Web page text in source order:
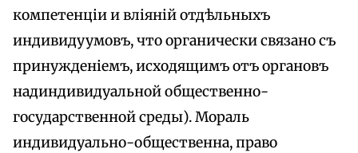
компетенціи и вліяній отдѣльныхъ
индивидуумовъ, что органически связано съ
принужденіемъ, исходящимъ отъ органовъ
надиндивидуальной общественно-
государственной среды). Мораль
индивидуально-общественна, право